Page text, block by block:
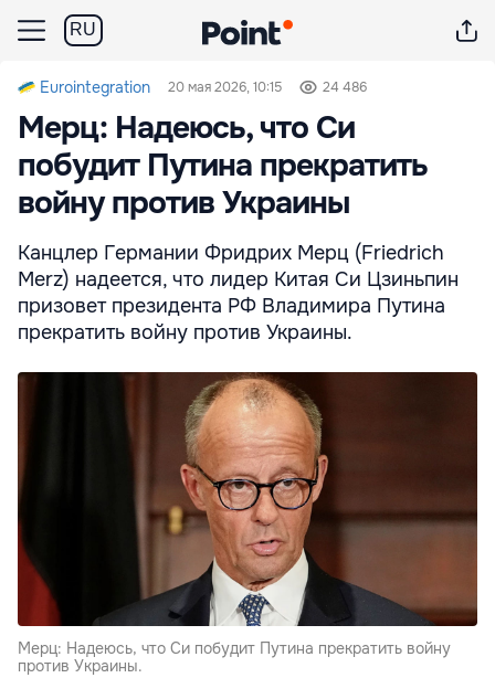
RU
Eurointegration 20 мая 2026, 10:15 24 486
Мерц: Надеюсь, что Си
побудит Путина прекратить
войну против Украины
Канцлер Германии Фридрих Мерц (Friedrich
Merz) надеется, что лидер Китая Си Цзиньпин
призовет президента РФ Владимира Путина
прекратить войну против Украины.
Мерц: Надеюсь, что Си побудит Путина прекратить войну
против Украины.